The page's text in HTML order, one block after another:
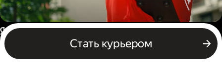
Пеший курьер
Стать курьером
Россия
Бизнесу